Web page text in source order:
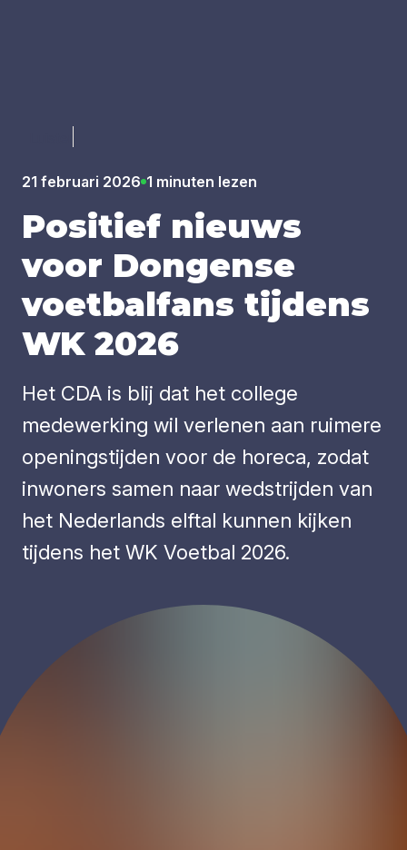
21 februari 2026 1 minuten lezen
Posi­tief nieuws
voor Don­gen­se
voet­bal­fans tij­dens
WK 2026
Het CDA is blij dat het college
medewerking wil verlenen aan ruimere
openingstijden voor de horeca, zodat
inwoners samen naar wedstrijden van
het Nederlands elftal kunnen kijken
tijdens het WK Voetbal 2026.